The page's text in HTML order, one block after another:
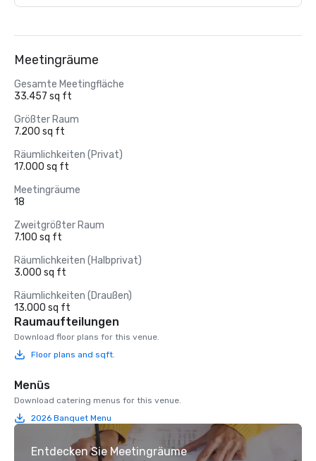
Meetingräume
Gesamte Meetingfläche
33.457 sq ft
Größter Raum
7.200 sq ft
Räumlichkeiten (Privat)
17.000 sq ft
Meetingräume
18
Zweitgrößter Raum
7.100 sq ft
Räumlichkeiten (Halbprivat)
3.000 sq ft
Räumlichkeiten (Draußen)
13.000 sq ft
Raumaufteilungen
Download floor plans for this venue.
Floor plans and sqft.
Menüs
Download catering menus for this venue.
2026 Banquet Menu
Entdecken Sie Meetingräume